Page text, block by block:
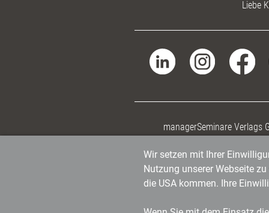
Liebe
managerSeminare Verlags
Wir setzen mit Ihrer
Nutzung unserer Webseite
die USA kommen. Ihre